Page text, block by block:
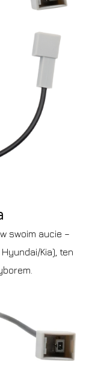
swoim aucie –
Kia), ten